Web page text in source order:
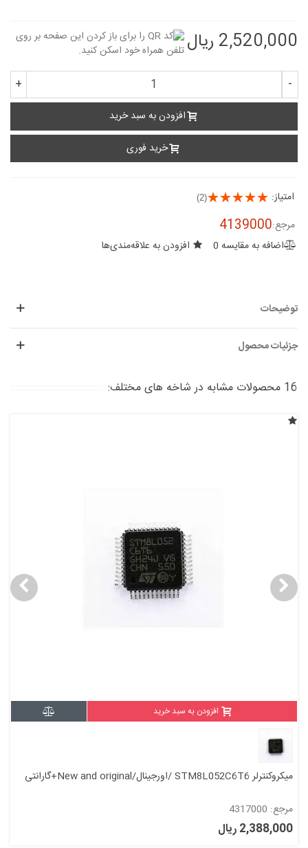
2,520,000 ریال
-
+
افزودن به سبد خرید
خرید فوری
امتیاز: (2)
مرجع:4139000
اضافه به مقایسه 0 افزودن به علاقه‌مندی‌ها
توضیحات
جزئیات محصول
16 محصولات مشابه در شاخه های مختلف:
افزودن به سبد خرید
میکروکنترلر STM8L052C6T6 /اورجینال/New and original+گارانتی
مرجع: 4317000
2,388,000 ریال